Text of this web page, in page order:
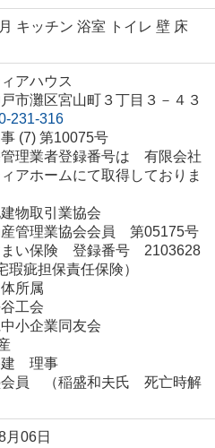
キッチン 浴室 トイレ 壁 床
アハウス
市灘区宮山町３丁目３－４３
231-316
(7) 第10075号
理業者登録番号は 有限会社
アホームにて取得しておりま
物取引業協会
管理業協会会員 第05175号
まい保険 登録番号 2103628
瑕疵担保責任保険）
所属
工会
中小企業同友会
建 理事
会員 （稲盛和夫氏 死亡時解
月06日